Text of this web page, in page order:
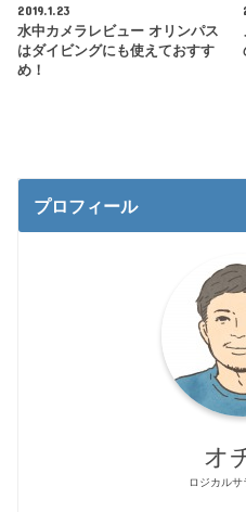
2019.1.23
水中カメラレビュー オリンパス
はダイビングにも使えておすす
め！
プロフィール
オ
ロジカルサ